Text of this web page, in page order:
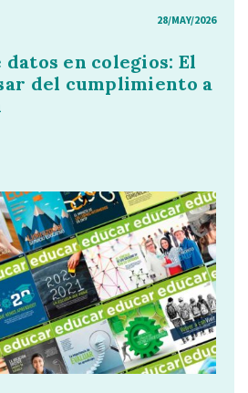
28/MAY/2026
en colegios: El
del cumplimiento a